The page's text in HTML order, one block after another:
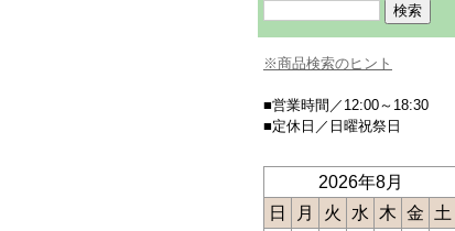
※商品検索のヒント
■営業時間／12:00～18:30
■定休日／日曜祝祭日
2026年8月
日
月 火 水 木 金
土